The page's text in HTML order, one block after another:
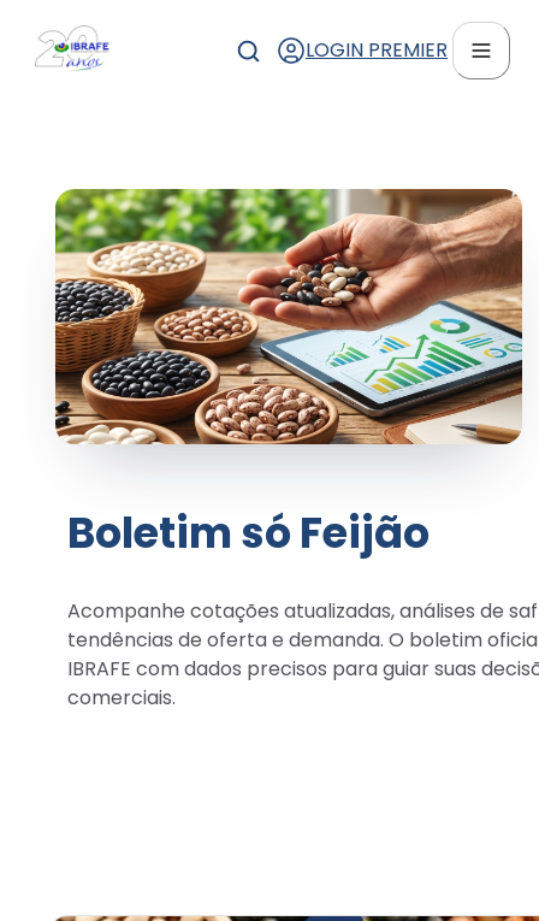
LOGIN PREMIER
Boletim só Feijão
Acompanhe cotações atualizadas, análises de
tendências de oferta e demanda. O boletim
IBRAFE com dados precisos para guiar suas
comerciais.